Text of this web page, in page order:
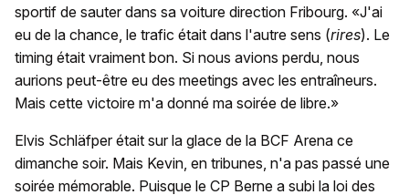
sportif de sauter dans sa voiture direction Fribourg. «J'ai
eu de la chance, le trafic était dans l'autre sens (rires). Le
timing était vraiment bon. Si nous avions perdu, nous
aurions peut-être eu des meetings avec les entraîneurs.
Mais cette victoire m'a donné ma soirée de libre.»
Elvis Schläfper était sur la glace de la BCF Arena ce
dimanche soir. Mais Kevin, en tribunes, n'a pas passé une
soirée mémorable. Puisque le CP Berne a subi la loi des